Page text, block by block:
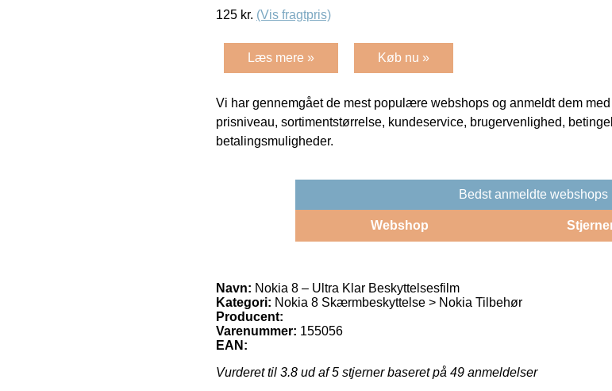
125 kr. (Vis fragtpris)
Læs mere » Køb nu »
Vi har gennemgået de mest populære webshops og anmeldt dem
prisniveau, sortimentstørrelse, kundeservice, brugervenlighed,
betalingsmuligheder.
Bedst anmeldte webshops
Webshop
Navn: Nokia 8 – Ultra Klar Beskyttelsesfilm
Kategori: Nokia 8 Skærmbeskyttelse > Nokia Tilbehør
Producent:
Varenummer: 155056
EAN:
Vurderet til 3.8 ud af 5 stjerner baseret på 49 anmeldelser